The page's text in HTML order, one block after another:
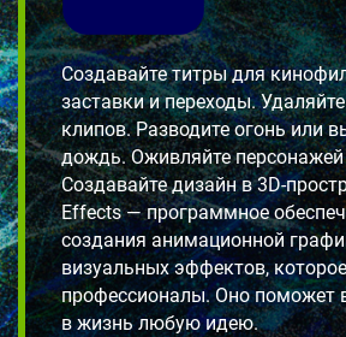
Создавайте титры для
заставки и переходы.
клипов. Разводите огонь или
дождь. Оживляйте
Создавайте дизайн в 3D-
Effects — программное
создания анимационной
визуальных эффектов,
профессионалы. Оно поможет
в жизнь любую идею.